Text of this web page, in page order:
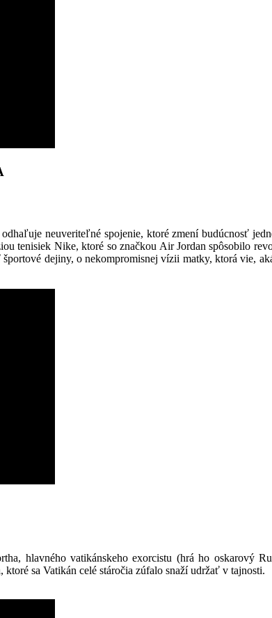
neuveriteľné spojenie, ktoré zmení budúcnosť
tenisiek Nike, ktoré so značkou Air Jordan spôsobilo
dejiny, o nekompromisnej vízii matky, ktorá vie,
hlavného vatikánskeho exorcistu (hrá ho oskarový
sa Vatikán celé stáročia zúfalo snaží udržať v tajnosti.